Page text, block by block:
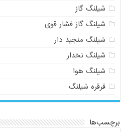
شیلنگ گاز
شیلنگ گاز فشار قوی
شیلنگ منجید دار
شیلنگ نخدار
شیلنگ هوا
قرقره شیلنگ
برچسب‌ها